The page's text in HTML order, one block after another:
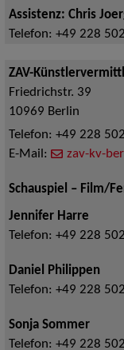
Assistenz: Chris
Telefon: +49 228
ZAV-
Friedrichstr. 39
10969 Berlin
Telefon: +49 228
E-Mail:
zav-kv-
Schauspiel – Film/
Jennifer Harre
Telefon: +49 228
Daniel Philippen
Telefon: +49 228
Sonja Sommer
Telefon: +49 228